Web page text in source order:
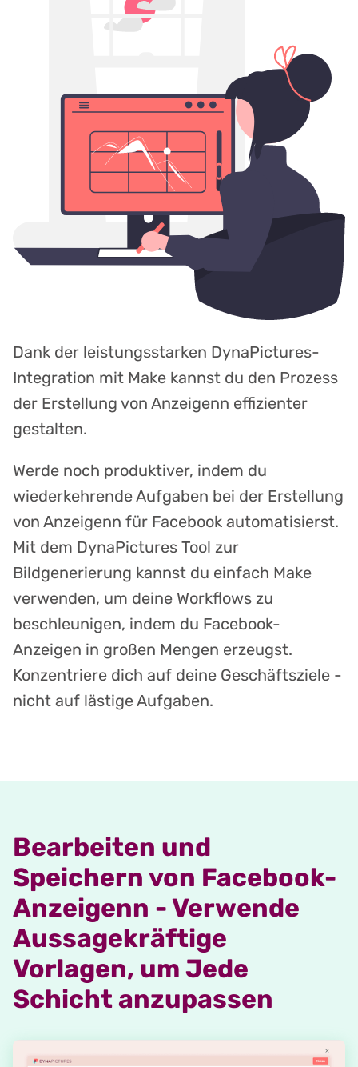
Dank der leistungsstarken DynaPictures-
Integration mit Make kannst du den Prozess
der Erstellung von Anzeigenn effizienter
gestalten.
Werde noch produktiver, indem du
wiederkehrende Aufgaben bei der Erstellung
von Anzeigenn für Facebook automatisierst.
Mit dem DynaPictures Tool zur
Bildgenerierung kannst du einfach Make
verwenden, um deine Workflows zu
beschleunigen, indem du Facebook-
Anzeigen in großen Mengen erzeugst.
Konzentriere dich auf deine Geschäftsziele -
nicht auf lästige Aufgaben.
Bearbeiten und
Speichern von Facebook-
Anzeigenn - Verwende
Aussagekräftige
Vorlagen, um Jede
Schicht anzupassen